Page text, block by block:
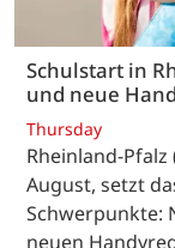
Schulstart in
und neue
Thursday
Rheinland-
August, setzt
Schwerpunkte:
neuen